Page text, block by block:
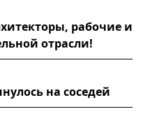
рабочие и
отрасли!
на соседей